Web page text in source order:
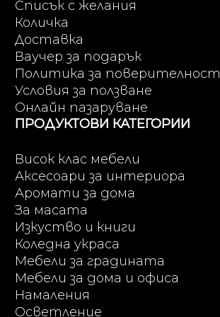
Списък с желания
Количка
Доставка
Ваучер за подарък
Политика за поверителност
Условия за ползване
Онлайн пазаруване
ПРОДУКТОВИ КАТЕГОРИИ
Висок клас мебели
Аксесоари за интериора
Аромати за дома
За масата
Изкуство и книги
Коледна украса
Мебели за градината
Мебели за дома и офиса
Намаления
Осветление